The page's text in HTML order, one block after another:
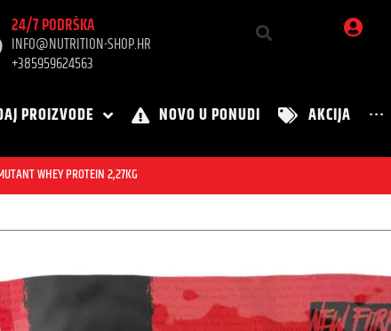
24/7 PODRŠKA
INFO@NUTRITION-SHOP.HR
+385959624563
PROIZVODE NOVO U PONUDI AKCIJA
···
WHEY PROTEIN 2,27KG
i pomogao u oporavku nakon treninga.